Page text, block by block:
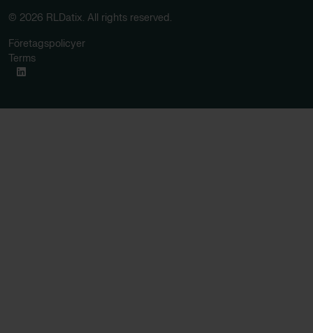
© 2026 RLDatix. All rights reserved.
Företagspolicyer
Terms